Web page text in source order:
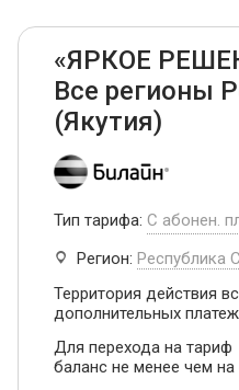
«ЯРКОЕ
Все регионы
(Якутия)
Тип тарифа: С абонен.
Регион: Республика
Территория действия
дополнительных
Для перехода на
баланс не менее чем на